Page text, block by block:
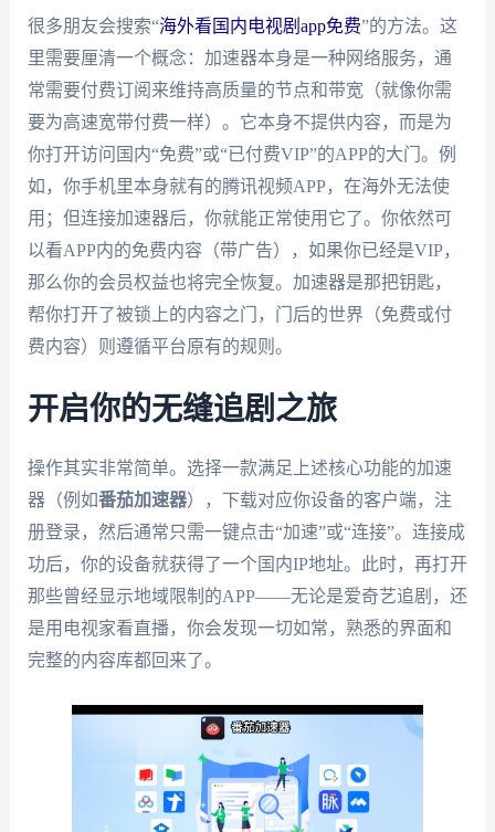
很多朋友会搜索“海外看国内电视剧app免费”的方法。这
里需要厘清一个概念：加速器本身是一种网络服务，通
常需要付费订阅来维持高质量的节点和带宽（就像你需
要为高速宽带付费一样）。它本身不提供内容，而是为
你打开访问国内“免费”或“已付费VIP”的APP的大门。例
如，你手机里本身就有的腾讯视频APP，在海外无法使
用；但连接加速器后，你就能正常使用它了。你依然可
以看APP内的免费内容（带广告），如果你已经是VIP，
那么你的会员权益也将完全恢复。加速器是那把钥匙，
帮你打开了被锁上的内容之门，门后的世界（免费或付
费内容）则遵循平台原有的规则。
开启你的无缝追剧之旅
操作其实非常简单。选择一款满足上述核心功能的加速
器（例如番茄加速器），下载对应你设备的客户端，注
册登录，然后通常只需一键点击“加速”或“连接”。连接成
功后，你的设备就获得了一个国内IP地址。此时，再打开
那些曾经显示地域限制的APP——无论是爱奇艺追剧，还
是用电视家看直播，你会发现一切如常，熟悉的界面和
完整的内容库都回来了。